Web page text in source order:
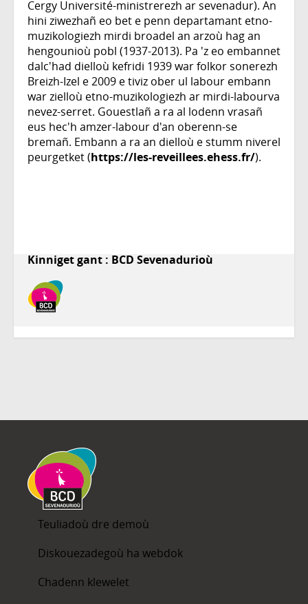
Cergy Université-ministrerezh ar sevenadur). An
hini ziwezhañ eo bet e penn departamant etno-
muzikologiezh mirdi broadel an arzoù hag an
hengounioù pobl (1937-2013). Pa 'z eo embannet
dalc'had dielloù kefridi 1939 war folkor sonerezh
Breizh-Izel e 2009 e tiviz ober ul labour embann
war zielloù etno-muzikologiezh ar mirdi-labourva
nevez-serret. Gouestlañ a ra al lodenn vrasañ
eus hec'h amzer-labour d'an oberenn-se
bremañ. Embann a ra an dielloù e stumm niverel
peurgetket (https://les-reveillees.ehess.fr/).
Kinniget gant : BCD Sevenadurioù
Teuliadoù dre demoù
Diskouezadegoù ha webdok
Chadenn klewelet